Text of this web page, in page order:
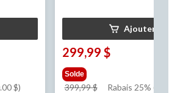
$)
Ajouter
299,99 $
Solde
399,99 $
prixRabais 25% (100.00